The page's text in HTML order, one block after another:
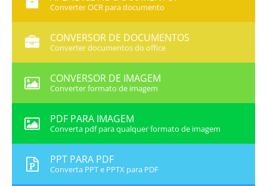
Converter OCR para documento
CONVERSOR DE DOCUMENTOS
Converter documentos do office
CONVERSOR DE IMAGEM
Converter formato de imagem
PDF PARA IMAGEM
Converta pdf para qualquer formato de imagem
PPT PARA PDF
Converta PPT e PPTX para PDF